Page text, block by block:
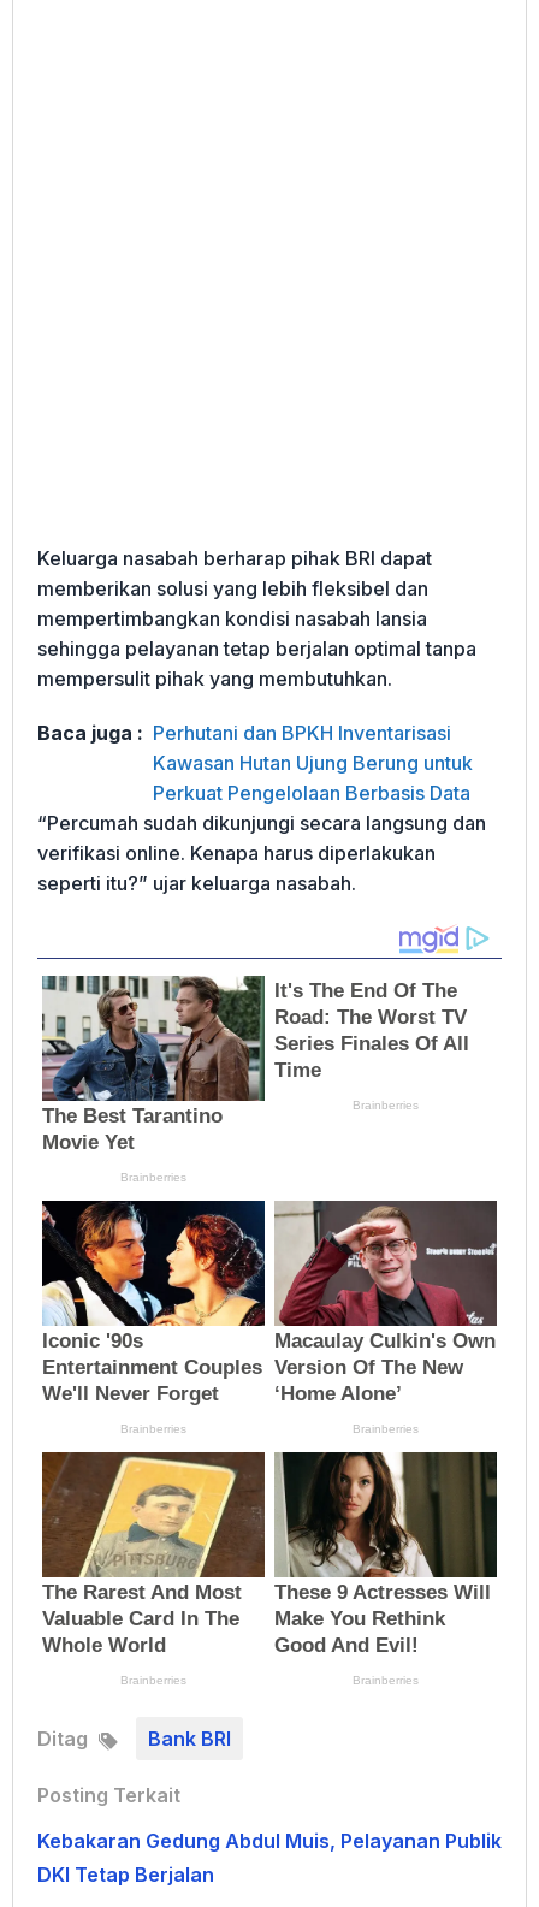
Keluarga nasabah berharap pihak BRI dapat
memberikan solusi yang lebih fleksibel dan
mempertimbangkan kondisi nasabah lansia
sehingga pelayanan tetap berjalan optimal tanpa
mempersulit pihak yang membutuhkan.
Baca juga : Perhutani dan BPKH Inventarisasi
Kawasan Hutan Ujung Berung untuk
Perkuat Pengelolaan Berbasis Data
“Percumah sudah dikunjungi secara langsung dan
verifikasi online. Kenapa harus diperlakukan
seperti itu?” ujar keluarga nasabah.
Ditag Bank BRI
Posting Terkait
Kebakaran Gedung Abdul Muis, Pelayanan Publik
DKI Tetap Berjalan